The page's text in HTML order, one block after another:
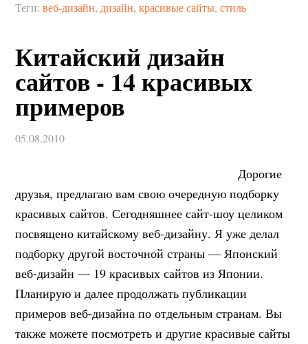
Теги:веб-дизайн, дизайн,красивые сайты,стиль
Китайский дизайн
сайтов - 14 красивых
примеров
05.08.2010
Дорогие
друзья, предлагаю вам свою очередную подборку
красивых сайтов. Сегодняшнее сайт-шоу целиком
посвящено китайскому веб-дизайну. Я уже делал
подборку другой восточной страны — Японский
веб-дизайн — 19 красивых сайтов из Японии.
Планирую и далее продолжать публикации
примеров веб-дизайна по отдельным странам. Вы
также можете посмотреть и другие красивые сайты